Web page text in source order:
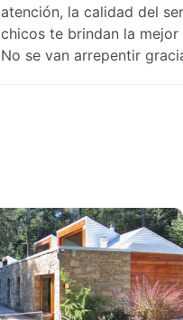
atención, la calidad del
chicos te brindan la
No se van arrepentir